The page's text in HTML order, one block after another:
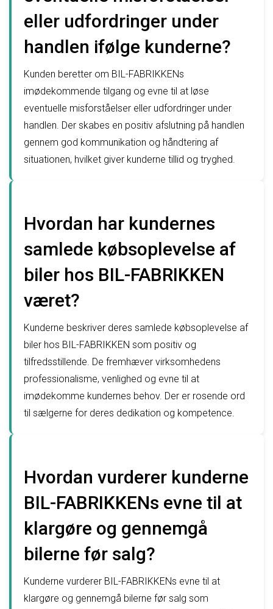
eller udfordringer under
handlen ifølge kunderne?
Kunden beretter om BIL-FABRIKKENs
imødekommende tilgang og evne til at løse
eventuelle misforståelser eller udfordringer under
handlen. Der skabes en positiv afslutning på handlen
gennem god kommunikation og håndtering af
situationen, hvilket giver kunderne tillid og tryghed.
Hvordan har kundernes
samlede købsoplevelse af
biler hos BIL-FABRIKKEN
været?
Kunderne beskriver deres samlede købsoplevelse af
biler hos BIL-FABRIKKEN som positiv og
tilfredsstillende. De fremhæver virksomhedens
professionalisme, venlighed og evne til at
imødekomme kundernes behov. Der er rosende ord
til sælgerne for deres dedikation og kompetence.
Hvordan vurderer kunderne
BIL-FABRIKKENs evne til at
klargøre og gennemgå
bilerne før salg?
Kunderne vurderer BIL-FABRIKKENs evne til at
klargøre og gennemgå bilerne før salg som